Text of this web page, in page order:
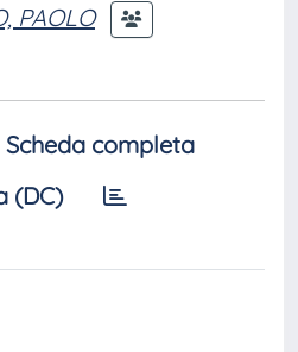
PAOLO
Scheda completa
(DC)